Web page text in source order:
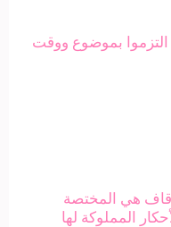
التزموا بموضوع ووقت
هي المختصة
المملوكة لها